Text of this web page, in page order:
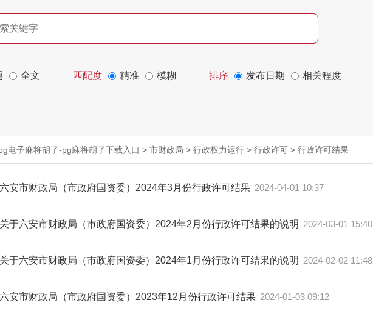
全文 匹配度 精准 模糊 排序 发布日期 相关程度
电子麻将胡了-pg麻将胡了下载入口 > 市财政局 > 行政权力运行 > 行政许可 > 行政许可结果
六安市财政局（市政府国资委）2024年3月份行政许可结果 2024-04-01 10:37
关于六安市财政局（市政府国资委）2024年2月份行政许可结果的说明 2024-03-01 15:40
关于六安市财政局（市政府国资委）2024年1月份行政许可结果的说明 2024-02-02 11:48
六安市财政局（市政府国资委）2023年12月份行政许可结果 2024-01-03 09:12